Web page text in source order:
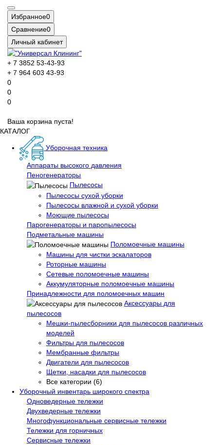
Избранное0
Сравнение0
Личный кабинет
+ 7 3852 53-43-93
+ 7 964 603 43-93
0
0
0
Ваша корзина пуста!
КАТАЛОГ
Уборочная техника
Аппараты высокого давления
Пеногенераторы
Пылесосы
Пылесосы сухой уборки
Пылесосы влажной и сухой уборки
Моющие пылесосы
Парогенераторы и паропылесосы
Подметальные машины
Поломоечные машины
Машины для чистки эскалаторов
Роторные машины
Сетевые поломоечные машины
Аккумуляторные поломоечные машины
Принадлежности для поломоечных машин
Аксессуары для
пылесосов
Мешки-пылесборники для пылесосов различных
моделей
Фильтры для пылесосов
Мембранные фильтры
Двигатели для пылесосов
Щетки, насадки для пылесосов
Все категории (6)
Уборочный инвентарь широкого спектра
Одноведерные тележки
Двухведерные тележки
Многофункциональные сервисные тележки
Тележки для горничных
Сервисные тележки